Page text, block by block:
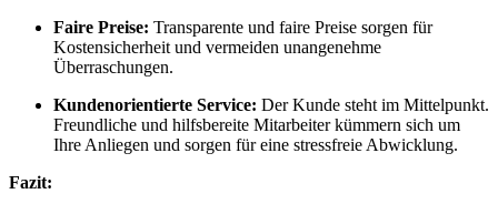
Faire Preise: Transparente und faire Preise sorgen für
Kostensicherheit und vermeiden unangenehme
Überraschungen.
Kundenorientierte Service: Der Kunde steht im Mittelpunkt.
Freundliche und hilfsbereite Mitarbeiter kümmern sich um
Ihre Anliegen und sorgen für eine stressfreie Abwicklung.
Fazit: